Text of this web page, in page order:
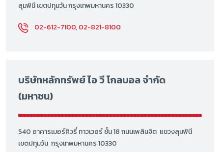
ลุมพินี เขตปทุมวัน กรุงเทพมหานคร 10330
02-612-7100, 02-821-8100
บริษัทหลักทรัพย์ ไอ วี โกลบอล จำกัด
(มหาชน)
540 อาคารเมอร์คิวรี่ ทาวเวอร์ ชั้น 18 ถนนเพลินจิต แขวงลุมพินี
เขตปทุมวัน กรุงเทพมหานคร 10330